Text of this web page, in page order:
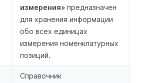
измерения» предназначен
для хранения информации
обо всех единицах
измерения номенклатурных
позиций.
Справочник